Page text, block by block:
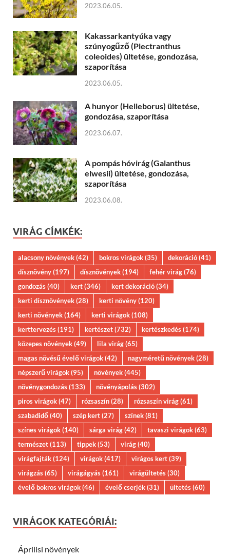
2023.06.05.
Kakassarkantyúka vagy
szúnyogűző (Plectranthus
coleoides) ültetése, gondozása,
szaporítása
2023.06.05.
A hunyor (Helleborus) ültetése,
gondozása, szaporítása
2023.06.07.
A pompás hóvirág (Galanthus
elwesii) ültetése, gondozása,
szaporítása
2023.06.08.
VIRÁG CÍMKÉK:
alacsony növények(42) bokros virágok(35) dekoráció(41)
dísznövény(197) dísznövények(194) fehér virág(76)
gondozás(40) kert(346) kert dekoráció(34)
kerti dísznövények(28) kerti növény(120)
kerti növények(164) kerti virágok(108)
kerttervezés(191) kertészet(732) kertészkedés(174)
közepes növények(49) lila virág(65)
magas növésű évelő virágok(42) nagyméretű növények(28)
népszerű virágok(95) növények(445)
növénygondozás(133) növényápolás(302)
piros virágok(47) rózsaszín(28) rózsaszín virág(61)
szabadidő(40) szép kert(27) színek(81)
színes virágok(140) sárga virág(42) tavaszi virágok(63)
természet(113) tippek(53) virág(40)
virágfajták(124) virágok(417) virágos kert(39)
virágzás(65) virágágyás(161) virágültetés(30)
évelő bokros virágok(46) évelő cserjék(31) ültetés(60)
VIRÁGOK KATEGÓRIÁI:
Áprilisi növények